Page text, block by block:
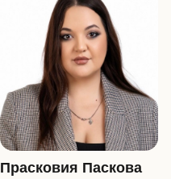
Прасковия Паскова